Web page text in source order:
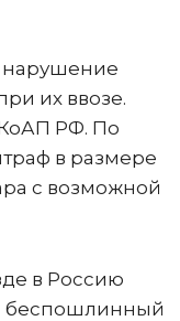
нарушение
их ввозе.
КоАП РФ. По
в размере
с возможной
в Россию
беспошлинный